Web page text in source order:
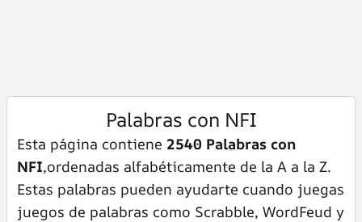
Palabras con NFI
Esta página contiene 2540 Palabras con
NFI,ordenadas alfabéticamente de la A a la Z.
Estas palabras pueden ayudarte cuando juegas
juegos de palabras como Scrabble, WordFeud y